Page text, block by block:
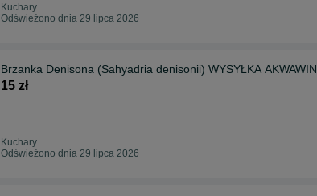
Kuchary
Odświeżono dnia 29 lipca 2026
Brzanka Denisona (Sahyadria denisonii) WYSYŁKA AKWAWIN
15 zł
Kuchary
Odświeżono dnia 29 lipca 2026